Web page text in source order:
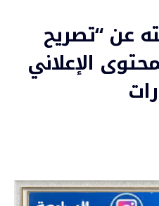
عن “تصريح
الإعلاني